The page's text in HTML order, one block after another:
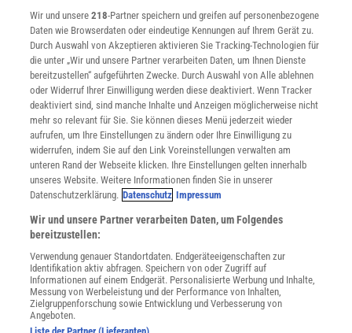
Verträge kündigen
INFO
Mediadaten
Datenschutz
Nutzungsbedingungen
Cookie-Einstellungen
Utiq verwalten
Nutzungsbasierte Onlinewerbung
Alle Artikel
Impressum
Angebote für Schulen
Angebote für Institutionen
Sprachen lernen mit Gymglish
Lexika
Für Spektrum schreiben
Zugänglichkeitserklärung
Wir und unsere218-Partner speichern und greifen auf personenbezogene
Daten wie Browserdaten oder eindeutige Kennungen auf Ihrem Gerät zu.
Durch Auswahl von Akzeptieren aktivieren Sie Tracking-Technologien für
die unter „Wir und unsere Partner verarbeiten Daten, um Ihnen Dienste
bereitzustellen“ aufgeführten Zwecke. Durch Auswahl von Alle ablehnen
oder Widerruf Ihrer Einwilligung werden diese deaktiviert. Wenn Tracker
deaktiviert sind, sind manche Inhalte und Anzeigen möglicherweise nicht
mehr so relevant für Sie. Sie können dieses Menü jederzeit wieder
aufrufen, um Ihre Einstellungen zu ändern oder Ihre Einwilligung zu
widerrufen, indem Sie auf den Link Voreinstellungen verwalten am
unteren Rand der Webseite klicken. Ihre Einstellungen gelten innerhalb
unseres Website. Weitere Informationen finden Sie in unserer
Datenschutzerklärung. Datenschutz Impressum
Wir und unsere Partner verarbeiten Daten, um Folgendes
bereitzustellen:
Verwendung genauer Standortdaten. Endgeräteeigenschaften zur
Identifikation aktiv abfragen. Speichern von oder Zugriff auf
Informationen auf einem Endgerät. Personalisierte Werbung und Inhalte,
Messung von Werbeleistung und der Performance von Inhalten,
Zielgruppenforschung sowie Entwicklung und Verbesserung von
Angeboten.